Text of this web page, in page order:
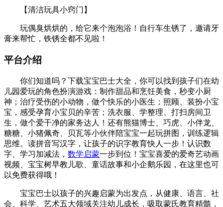
玩偶臭烘烘的，给它来个泡泡浴！自行车生锈了，邀请牙
你们知道吗？下载宝宝巴士大全，你可以找到孩子们在幼
儿园爱玩的角色扮演游戏：制作甜品和烹饪美食，秒变小厨
神；治疗受伤的小动物，做个快乐的小医生；照顾、装扮小宝
宝，感受孕育小宝贝的辛苦；洗衣服、学整理、打扫房间卫
生，做个爱干净的家务达人！还有熊猫博士、巧虎、小伴龙、
糖糖、小猪佩奇、贝瓦等小伙伴陪宝宝一起玩拼图，训练逻辑
思维。读拼音写汉字，让孩子的识字教育快人一步！认识数
字、学习加减法， 数学启蒙一步到位！宝宝喜爱的爱奇艺动画
视频、宝宝树早教儿歌、童话故事和小企鹅乐园，在这里也可
宝宝巴士以孩子的兴趣启蒙为出发点，从健康、语言、社